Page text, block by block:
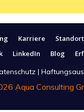
Karriere Standort
LinkedIn Blog
|
Aqua Consulting